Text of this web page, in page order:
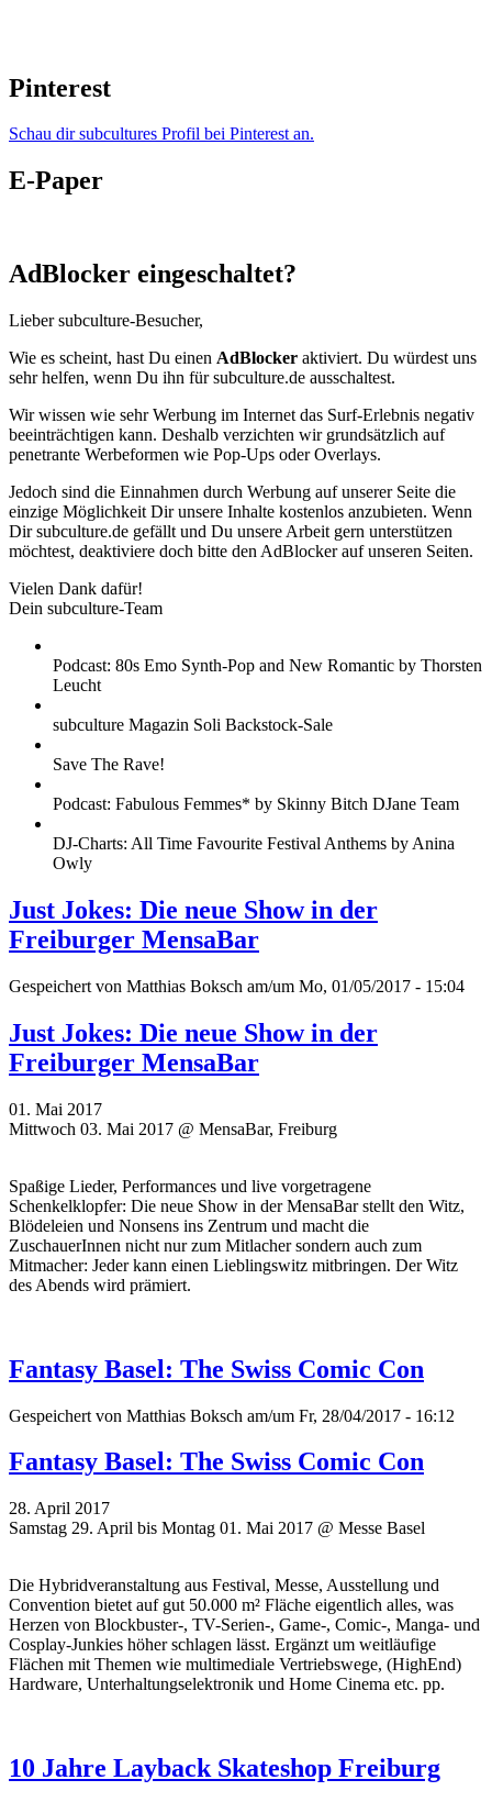
Pinterest
Schau dir subcultures Profil bei Pinterest an.
E-Paper
AdBlocker eingeschaltet?
Lieber subculture-Besucher,
Wie es scheint, hast Du einen AdBlocker aktiviert. Du würdest uns
sehr helfen, wenn Du ihn für subculture.de ausschaltest.
Wir wissen wie sehr Werbung im Internet das Surf-Erlebnis negativ
beeinträchtigen kann. Deshalb verzichten wir grundsätzlich auf
penetrante Werbeformen wie Pop-Ups oder Overlays.
Jedoch sind die Einnahmen durch Werbung auf unserer Seite die
einzige Möglichkeit Dir unsere Inhalte kostenlos anzubieten. Wenn
Dir subculture.de gefällt und Du unsere Arbeit gern unterstützen
möchtest, deaktiviere doch bitte den AdBlocker auf unseren Seiten.
Vielen Dank dafür!
Dein subculture-Team
Podcast: 80s Emo Synth-Pop and New Romantic by Thorsten
Leucht
subculture Magazin Soli Backstock-Sale
Save The Rave!
Podcast: Fabulous Femmes* by Skinny Bitch DJane Team
DJ-Charts: All Time Favourite Festival Anthems by Anina
Owly
Just Jokes: Die neue Show in der
Freiburger MensaBar
Gespeichert von Matthias Boksch am/um Mo, 01/05/2017 - 15:04
Just Jokes: Die neue Show in der
Freiburger MensaBar
01. Mai 2017
Mittwoch 03. Mai 2017 @ MensaBar, Freiburg
Spaßige Lieder, Performances und live vorgetragene
Schenkelklopfer: Die neue Show in der MensaBar stellt den Witz,
Blödeleien und Nonsens ins Zentrum und macht die
ZuschauerInnen nicht nur zum Mitlacher sondern auch zum
Mitmacher: Jeder kann einen Lieblingswitz mitbringen. Der Witz
des Abends wird prämiert.
Fantasy Basel: The Swiss Comic Con
Gespeichert von Matthias Boksch am/um Fr, 28/04/2017 - 16:12
Fantasy Basel: The Swiss Comic Con
28. April 2017
Samstag 29. April bis Montag 01. Mai 2017 @ Messe Basel
Die Hybridveranstaltung aus Festival, Messe, Ausstellung und
Convention bietet auf gut 50.000 m² Fläche eigentlich alles, was
Herzen von Blockbuster-, TV-Serien-, Game-, Comic-, Manga- und
Cosplay-Junkies höher schlagen lässt. Ergänzt um weitläufige
Flächen mit Themen wie multimediale Vertriebswege, (HighEnd)
Hardware, Unterhaltungselektronik und Home Cinema etc. pp.
10 Jahre Layback Skateshop Freiburg